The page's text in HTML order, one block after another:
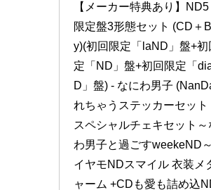
【メーカー特典あり】ND5
限定盤3形態セット (CD＋
y)(初回限定「laND」盤+初
定「ND」盤+初回限定「
D」盤) - なにわ男子
れちゃうステッカーセット
スペシャルチェキセット～
わ男子と過ごすweekeND
イヤモNDスマイル 衣装メ
ャーム +CDも愛も詰め込